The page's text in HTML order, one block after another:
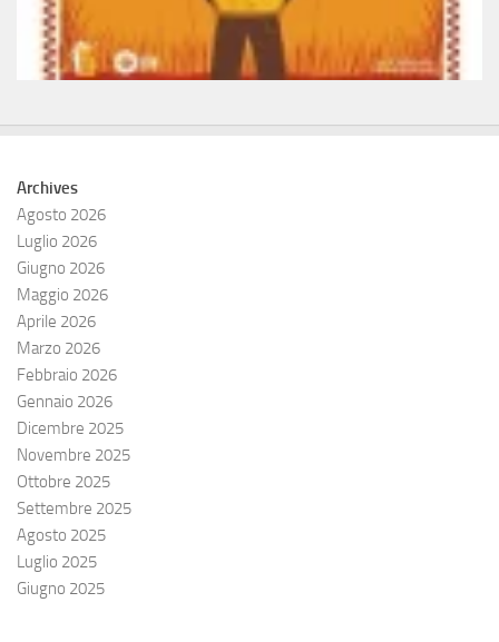
Archives
Agosto 2026
Luglio 2026
Giugno 2026
Maggio 2026
Aprile 2026
Marzo 2026
Febbraio 2026
Gennaio 2026
Dicembre 2025
Novembre 2025
Ottobre 2025
Settembre 2025
Agosto 2025
Luglio 2025
Giugno 2025